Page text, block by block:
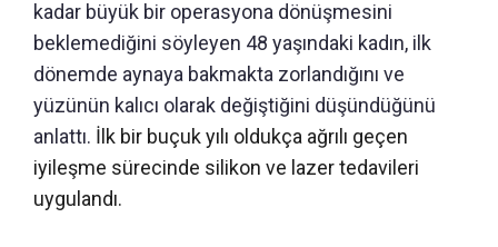
kadar büyük bir operasyona dönüşmesini
beklemediğini söyleyen 48 yaşındaki kadın, ilk
dönemde aynaya bakmakta zorlandığını ve
yüzünün kalıcı olarak değiştiğini düşündüğünü
anlattı. İlk bir buçuk yılı oldukça ağrılı geçen
iyileşme sürecinde silikon ve lazer tedavileri
uygulandı.